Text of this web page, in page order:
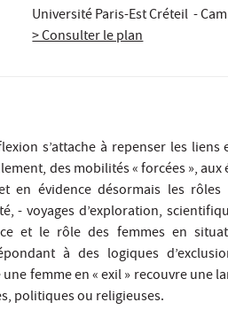
Université Paris-Est Créteil -
> Consulter le plan
s’attache à repenser les
des mobilités « forcées »,
en évidence désormais les
- voyages d’exploration,
et le rôle des femmes en
à des logiques
femme en « exil » recouvre une
politiques ou religieuses.